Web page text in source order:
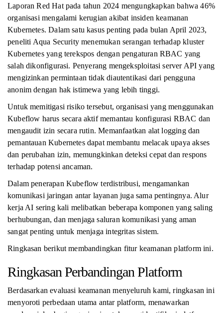
Laporan Red Hat pada tahun 2024 mengungkapkan bahwa 46%
organisasi mengalami kerugian akibat insiden keamanan
Kubernetes. Dalam satu kasus penting pada bulan April 2023,
peneliti Aqua Security menemukan serangan terhadap kluster
Kubernetes yang terekspos dengan pengaturan RBAC yang
salah dikonfigurasi. Penyerang mengeksploitasi server API yang
mengizinkan permintaan tidak diautentikasi dari pengguna
anonim dengan hak istimewa yang lebih tinggi.
Untuk memitigasi risiko tersebut, organisasi yang menggunakan
Kubeflow harus secara aktif memantau konfigurasi RBAC dan
mengaudit izin secara rutin. Memanfaatkan alat logging dan
pemantauan Kubernetes dapat membantu melacak upaya akses
dan perubahan izin, memungkinkan deteksi cepat dan respons
terhadap potensi ancaman.
Dalam penerapan Kubeflow terdistribusi, mengamankan
komunikasi jaringan antar layanan juga sama pentingnya. Alur
kerja AI sering kali melibatkan beberapa komponen yang saling
berhubungan, dan menjaga saluran komunikasi yang aman
sangat penting untuk menjaga integritas sistem.
Ringkasan berikut membandingkan fitur keamanan platform ini.
Ringkasan Perbandingan Platform
Berdasarkan evaluasi keamanan menyeluruh kami, ringkasan ini
menyoroti perbedaan utama antar platform, menawarkan